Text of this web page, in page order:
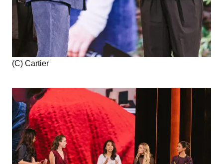
(C) Cartier